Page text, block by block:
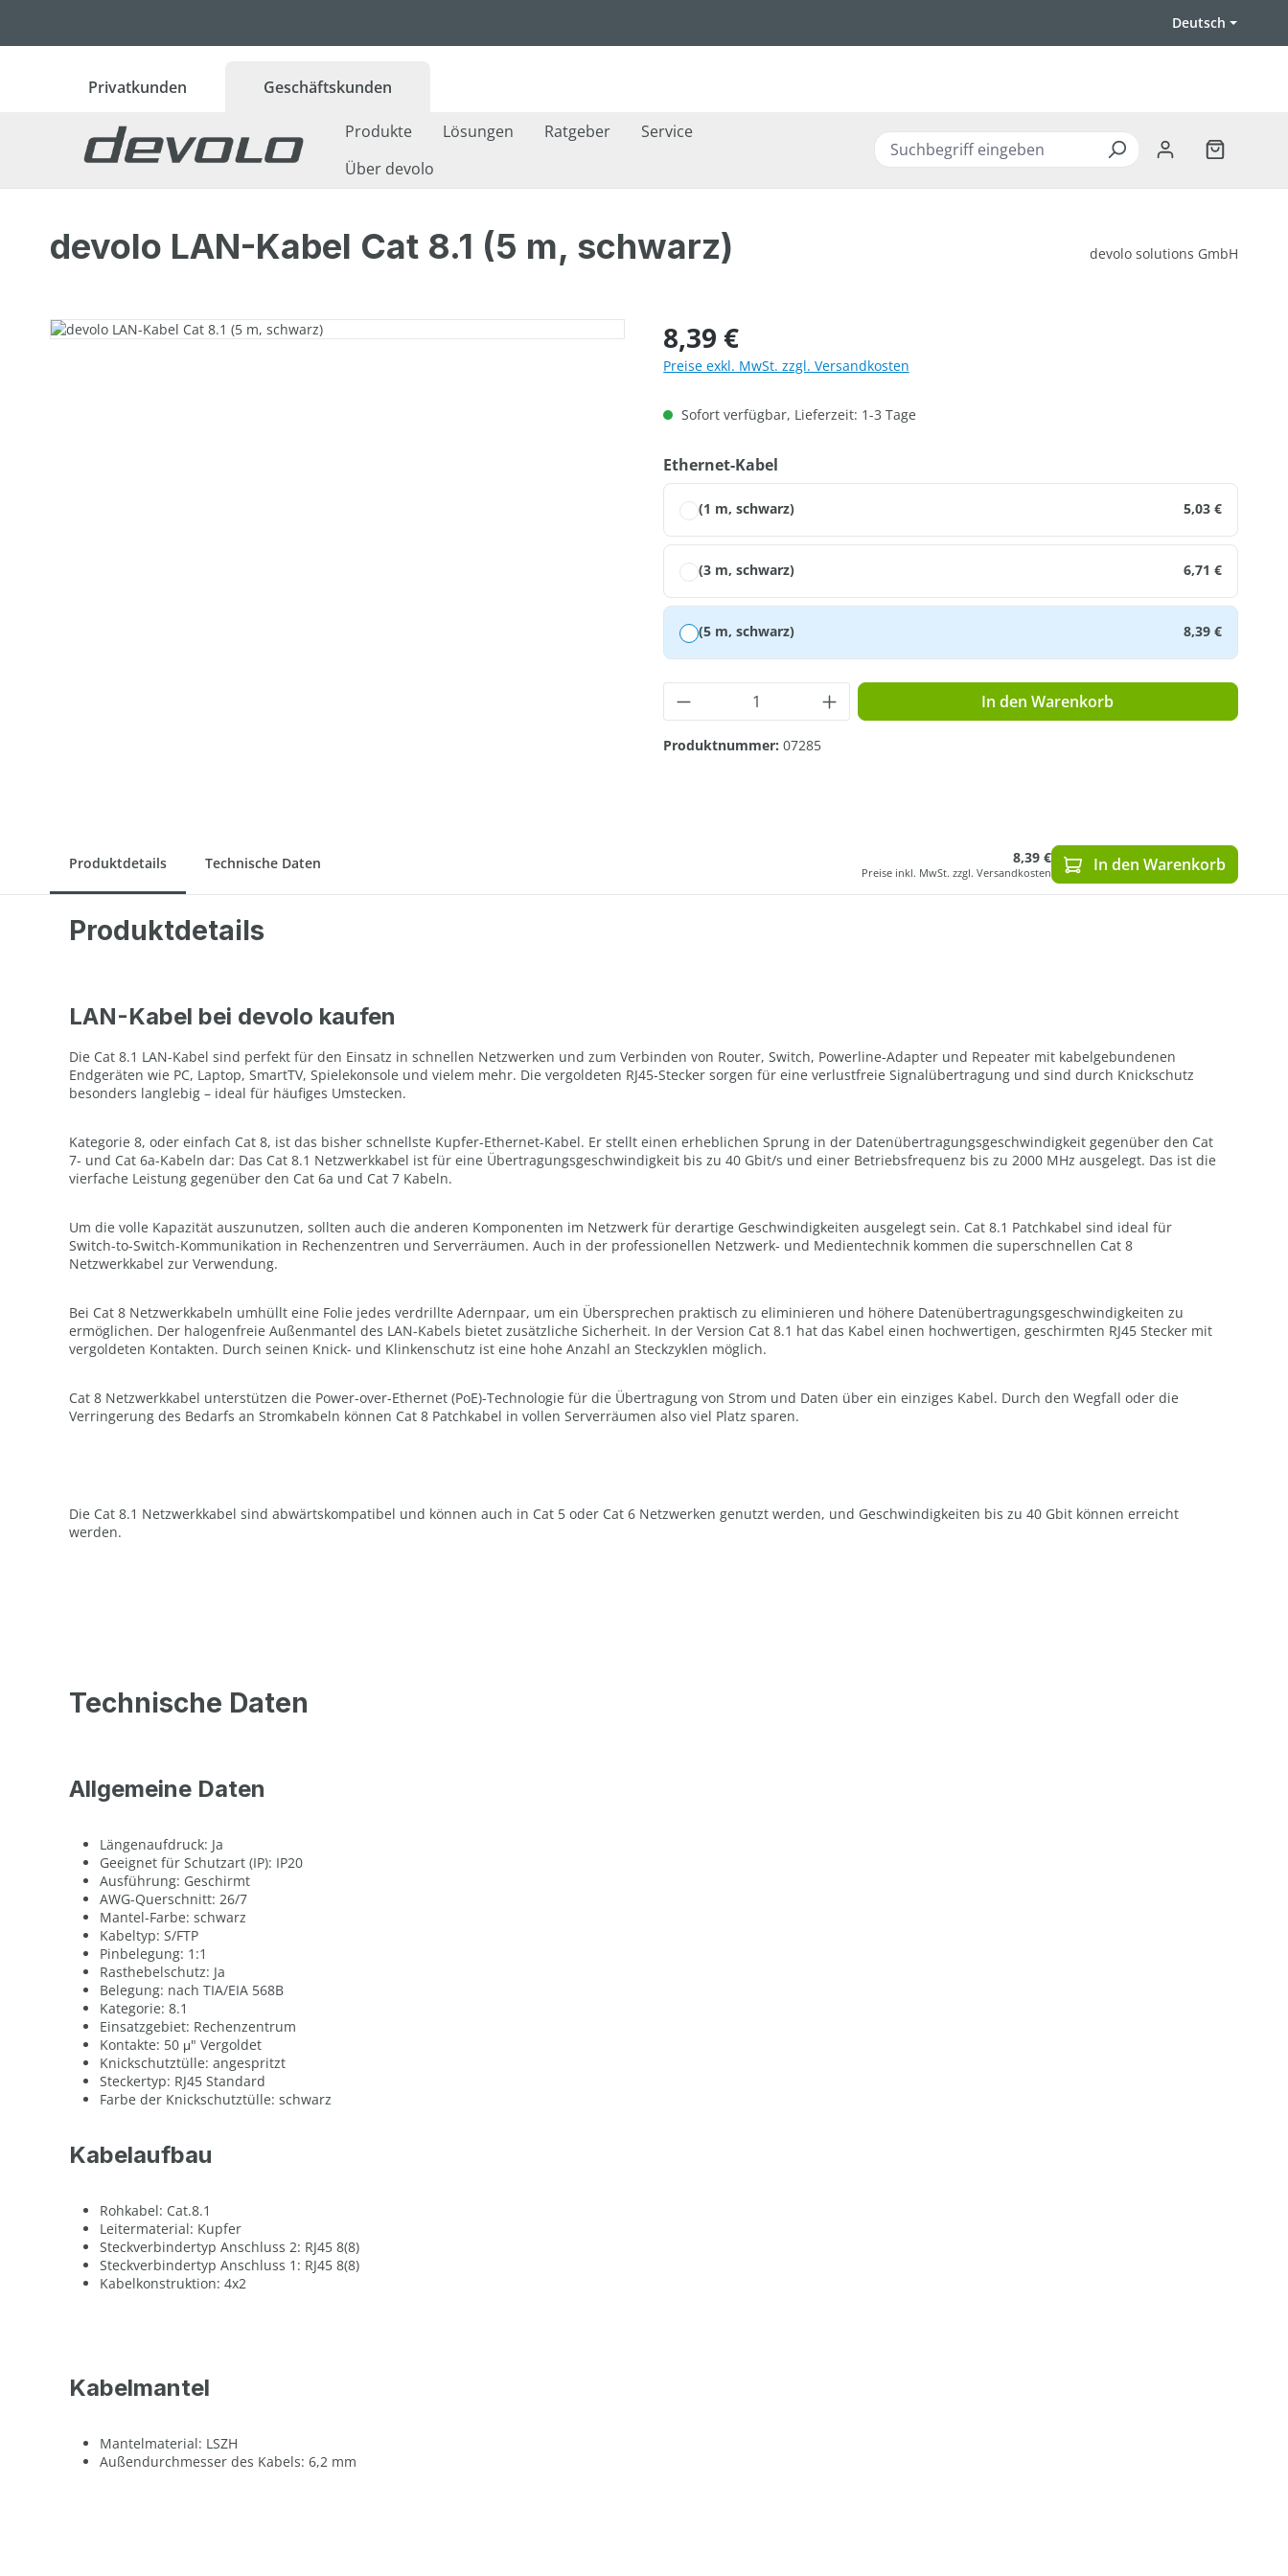
Deutsch
Privatkunden Geschäftskunden
Produkte Lösungen Ratgeber
Service
Über devolo
devolo LAN-Kabel Cat 8.1 (5 m, schwarz) devolo solutions GmbH
Bildergalerie überspringen Regulärer Preis:
8,39 €
Preise exkl. MwSt. zzgl. Versandkosten
Sofort verfügbar, Lieferzeit: 1-3 Tage
Ethernet-Kabel
(1 m, schwarz) 5,03 €
(3 m, schwarz) 6,71 €
(5 m, schwarz) 8,39 €
Produkt Anzahl: Gib den gewünschten Wert ein oder
In den Warenkorb
Produktnummer: 07285
Produktdetails Technische Daten 8,39 €
Preise inkl. MwSt. zzgl. Versandkosten In den Warenkorb
Produktdetails
LAN-Kabel bei devolo kaufen
Die Cat 8.1 LAN-Kabel sind perfekt für den Einsatz in schnellen Netzwerken und zum Verbinden von Router, Switch, Powerline-Adapter und Repeater mit kabelgebundenen
Endgeräten wie PC, Laptop, SmartTV, Spielekonsole und vielem mehr. Die vergoldeten RJ45-Stecker sorgen für eine verlustfreie Signalübertragung und sind durch Knickschutz
besonders langlebig – ideal für häufiges Umstecken.
Kategorie 8, oder einfach Cat 8, ist das bisher schnellste Kupfer-Ethernet-Kabel. Er stellt einen erheblichen Sprung in der Datenübertragungsgeschwindigkeit gegenüber den Cat
7- und Cat 6a-Kabeln dar: Das Cat 8.1 Netzwerkkabel ist für eine Übertragungsgeschwindigkeit bis zu 40 Gbit/s und einer Betriebsfrequenz bis zu 2000 MHz ausgelegt. Das ist die
vierfache Leistung gegenüber den Cat 6a und Cat 7 Kabeln.
Um die volle Kapazität auszunutzen, sollten auch die anderen Komponenten im Netzwerk für derartige Geschwindigkeiten ausgelegt sein. Cat 8.1 Patchkabel sind ideal für
Switch-to-Switch-Kommunikation in Rechenzentren und Serverräumen. Auch in der professionellen Netzwerk- und Medientechnik kommen die superschnellen Cat 8
Netzwerkkabel zur Verwendung.
Bei Cat 8 Netzwerkkabeln umhüllt eine Folie jedes verdrillte Adernpaar, um ein Übersprechen praktisch zu eliminieren und höhere Datenübertragungsgeschwindigkeiten zu
ermöglichen. Der halogenfreie Außenmantel des LAN-Kabels bietet zusätzliche Sicherheit. In der Version Cat 8.1 hat das Kabel einen hochwertigen, geschirmten RJ45 Stecker mit
vergoldeten Kontakten. Durch seinen Knick- und Klinkenschutz ist eine hohe Anzahl an Steckzyklen möglich.
Cat 8 Netzwerkkabel unterstützen die Power-over-Ethernet (PoE)-Technologie für die Übertragung von Strom und Daten über ein einziges Kabel. Durch den Wegfall oder die
Verringerung des Bedarfs an Stromkabeln können Cat 8 Patchkabel in vollen Serverräumen also viel Platz sparen.
Die Cat 8.1 Netzwerkkabel sind abwärtskompatibel und können auch in Cat 5 oder Cat 6 Netzwerken genutzt werden, und Geschwindigkeiten bis zu 40 Gbit können erreicht
werden.
Technische Daten
Allgemeine Daten
Längenaufdruck: Ja
Geeignet für Schutzart (IP): IP20
Ausführung: Geschirmt
AWG-Querschnitt: 26/7
Mantel-Farbe: schwarz
Kabeltyp: S/FTP
Pinbelegung: 1:1
Rasthebelschutz: Ja
Belegung: nach TIA/EIA 568B
Kategorie: 8.1
Einsatzgebiet: Rechenzentrum
Kontakte: 50 μ" Vergoldet
Knickschutztülle: angespritzt
Steckertyp: RJ45 Standard
Farbe der Knickschutztülle: schwarz
Kabelaufbau
Rohkabel: Cat.8.1
Leitermaterial: Kupfer
Steckverbindertyp Anschluss 2: RJ45 8(8)
Steckverbindertyp Anschluss 1: RJ45 8(8)
Kabelkonstruktion: 4x2
Kabelmantel
Mantelmaterial: LSZH
Außendurchmesser des Kabels: 6,2 mm